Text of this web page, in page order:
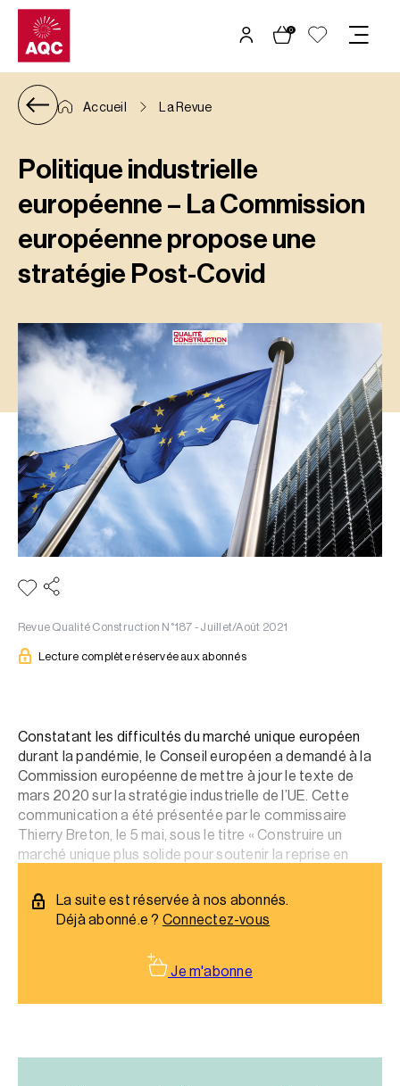
Panneau de gestion des cookies
0
Accueil La Revue
Politique industrielle
européenne – La Commission
européenne propose une
stratégie Post-Covid
Revue Qualité Construction N°187 - Juillet/Août 2021
Lecture complète réservée aux abonnés
Constatant les difficultés du marché unique européen
durant la pandémie, le Conseil européen a demandé à la
Commission européenne de mettre à jour le texte de
mars 2020 sur la stratégie industrielle de l’UE. Cette
communication a été présentée par le commissaire
Thierry Breton, le 5 mai, sous le titre « Construire un
marché unique plus solide pour soutenir la reprise en
La suite est réservée à nos abonnés.
Déjà abonné.e ? Connectez-vous
Je m'abonne